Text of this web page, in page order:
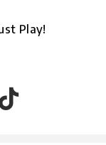
Play!